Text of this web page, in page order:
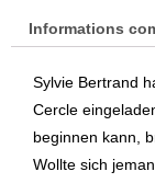
Cercle
Martine
Ventura
Informations
Sylvie Bertrand
Cercle
beginnen kann,
Wollte sich